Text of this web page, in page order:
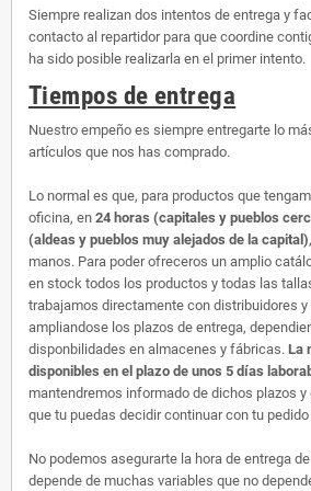
Siempre realizan dos intentos de entrega y
contacto al repartidor para que coordine
ha sido posible realizarla en el primer intento.
Tiempos de entrega
Nuestro empeño es siempre entregarte lo
artículos que nos has comprado.
Lo normal es que, para productos que
oficina, en 24 horas (capitales y pueblos
(aldeas y pueblos muy alejados de la capital)
manos. Para poder ofreceros un amplio
en stock todos los productos y todas las
trabajamos directamente con distribuidores
ampliandose los plazos de entrega,
disponbilidades en almacenes y fábricas. La
disponibles en el plazo de unos 5 días
mantendremos informado de dichos plazos
que tu puedas decidir continuar con tu
No podemos asegurarte la hora de entrega
depende de muchas variables que no